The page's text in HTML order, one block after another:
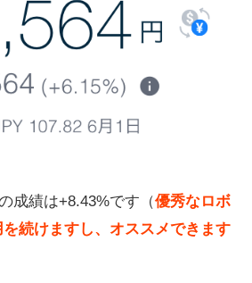
成績は+8.43%です（優秀なロボ
続けますし、オススメできます